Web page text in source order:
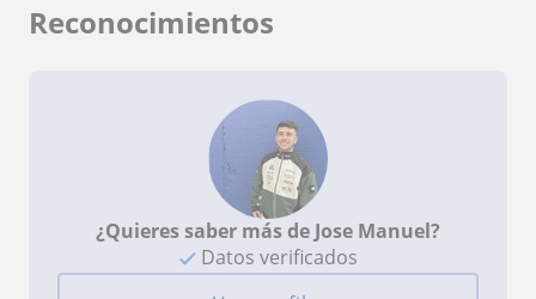
Reconocimientos
¿Quieres saber más de Jose Manuel?
Datos verificados